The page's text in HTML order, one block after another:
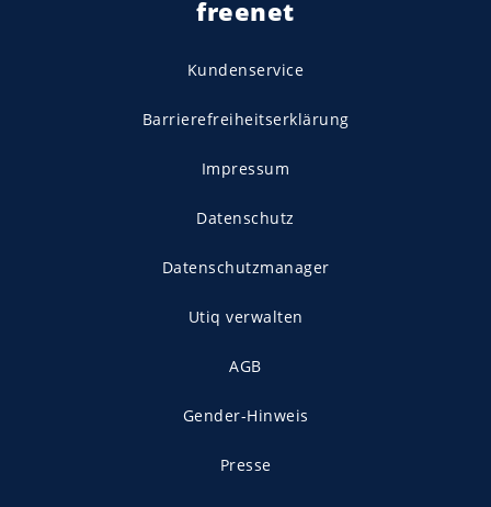
freenet
Kundenservice
Barrierefreiheitserklärung
Impressum
Datenschutz
Datenschutzmanager
Utiq verwalten
AGB
Gender-Hinweis
Presse